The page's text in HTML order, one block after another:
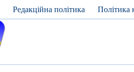
Редакційна політика Політика